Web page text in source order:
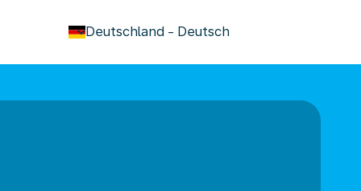
Deutschland - Deutsch
keyboard_arrow_down